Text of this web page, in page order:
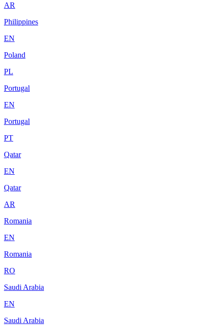
AR
Philippines
EN
Poland
PL
Portugal
EN
Portugal
PT
Qatar
EN
Qatar
AR
Romania
EN
Romania
RO
Saudi Arabia
EN
Saudi Arabia